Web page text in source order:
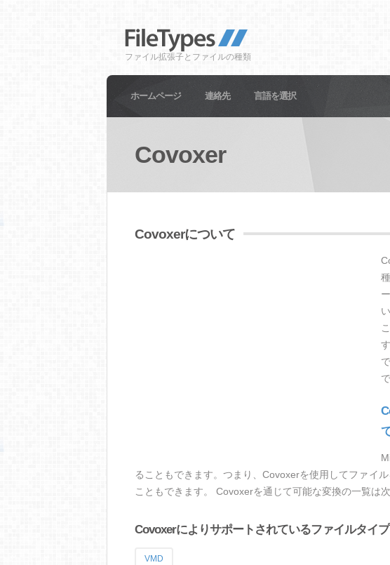
ファイル拡張子とファイルの種類
ホームページ 連絡先 言語を選択
Covoxer
Covoxerについて
ることもできます。つまり、Covoxerを使用してファイ
こともできます。 Covoxerを通じて可能な変換の一覧は次
Covoxerによりサポートされているファイルタイプ
VMD